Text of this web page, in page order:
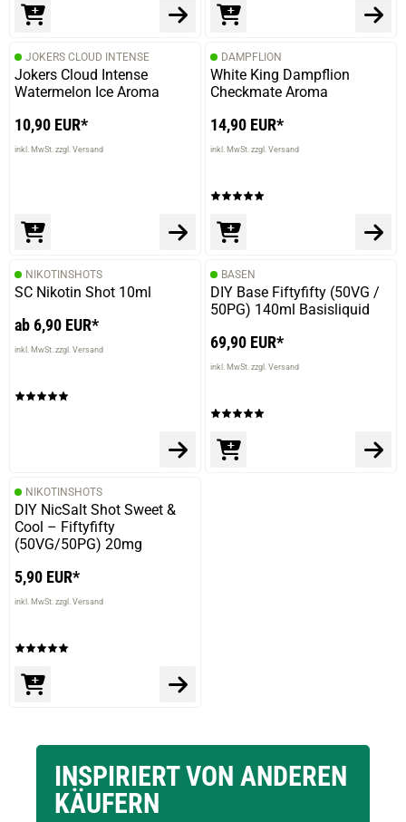
JOKERS CLOUD INTENSE
Jokers Cloud Intense
Watermelon Ice Aroma
10,90 EUR*
inkl. MwSt. zzgl. Versand
DAMPFLION
White King Dampflion
Checkmate Aroma
14,90 EUR*
inkl. MwSt. zzgl. Versand
NIKOTINSHOTS
SC Nikotin Shot 10ml
ab 6,90 EUR*
inkl. MwSt. zzgl. Versand
BASEN
DIY Base Fiftyfifty (50VG /
50PG) 140ml Basisliquid
69,90 EUR*
inkl. MwSt. zzgl. Versand
NIKOTINSHOTS
DIY NicSalt Shot Sweet &
Cool – Fiftyfifty
(50VG/50PG) 20mg
5,90 EUR*
inkl. MwSt. zzgl. Versand
INSPIRIERT VON ANDEREN
KÄUFERN